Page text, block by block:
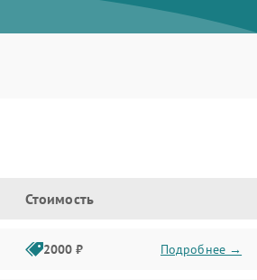
Стоимость
2000 ₽ Подробнее →